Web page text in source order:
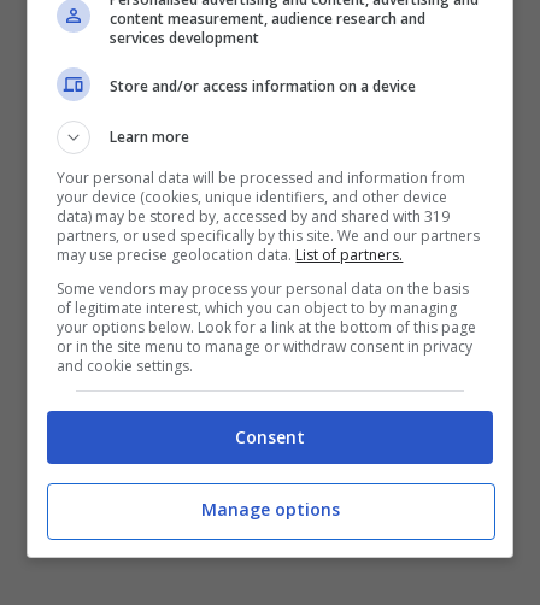
campagne, che potrebbe subire un
drastico calo. I consumatori invece,
sembrano aver sviluppato una maggiore
attenzione alla qualità e quindi alla
provenienza delle materie, portando così
ad un aumento di richiesta per i frumenti di
qualità maggiore. Una richiesta che però i
produttori hanno paura di non riuscire a
soddisfare nell’immediato futuro, visto
l’andamento dei raccolti in tutto il mondo.
POTREBBE INTERESSARTI ANCHE >>>
Fase 2, il fiume Arno inquinato il primo
giorno indigna i social – FOTO
content measurement, audience research and
services development
Store and/or access information on a device
Learn more
Your personal data will be processed and information from
your device (cookies, unique identifiers, and other device
data) may be stored by, accessed by and shared with 319
partners, or used specifically by this site. We and our partners
may use precise geolocation data. List of partners.
Some vendors may process your personal data on the basis
of legitimate interest, which you can object to by managing
your options below. Look for a link at the bottom of this page
or in the site menu to manage or withdraw consent in privacy
and cookie settings.
Consent
Manage options